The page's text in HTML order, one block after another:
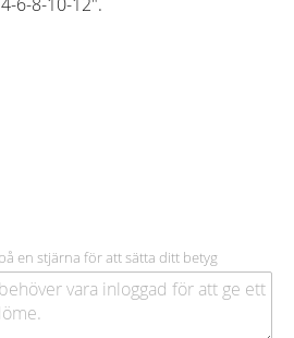
en stjärna för att sätta ditt betyg